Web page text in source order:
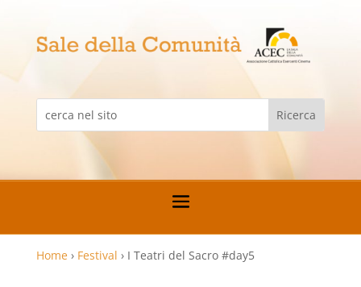
Home › Festival › I Teatri del Sacro #day5